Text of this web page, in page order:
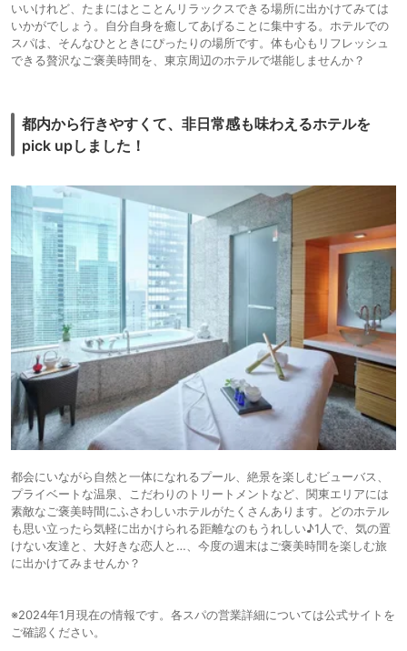
いいけれど、たまにはとことんリラックスできる場所に出かけてみては
いかがでしょう。自分自身を癒してあげることに集中する。ホテルでの
スパは、そんなひとときにぴったりの場所です。体も心もリフレッシュ
できる贅沢なご褒美時間を、東京周辺のホテルで堪能しませんか？
都内から行きやすくて、非日常感も味わえるホテルを
pick upしました！
都会にいながら自然と一体になれるプール、絶景を楽しむビューバス、
プライベートな温泉、こだわりのトリートメントなど、関東エリアには
素敵なご褒美時間にふさわしいホテルがたくさんあります。どのホテル
も思い立ったら気軽に出かけられる距離なのもうれしい♪1人で、気の置
けない友達と、大好きな恋人と…、今度の週末はご褒美時間を楽しむ旅
に出かけてみませんか？
※2024年1月現在の情報です。各スパの営業詳細については公式サイトを
ご確認ください。